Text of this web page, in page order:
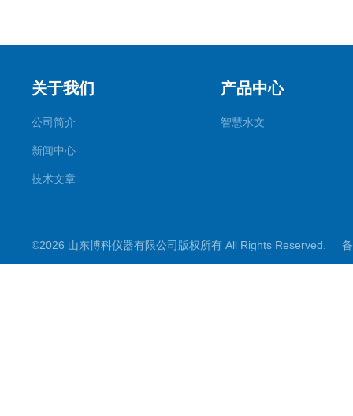
关于我们
公司简介
新闻中心
技术文章
产品中心
智慧水文
©2026 山东博科仪器有限公司版权所有 All Rights Reserved.